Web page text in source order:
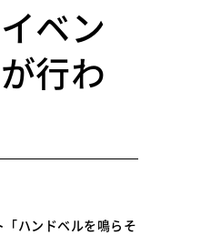
ベン
行わ
「ハンドベルを鳴らそ